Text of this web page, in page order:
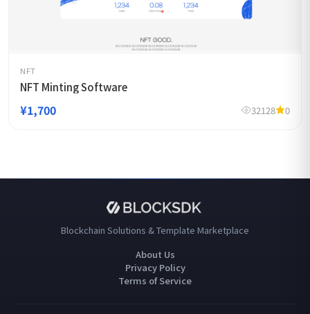
NFT
NFT Minting Software
¥1,700 32128 0
Blockchain Solutions & Template Marketplace
About Us
Privacy Policy
Terms of Service